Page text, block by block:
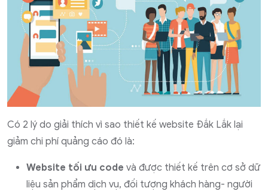
Có 2 lý do giải thích vì sao thiết kế website Đắk Lắk lại
giảm chi phí quảng cáo đó là:
Website tối ưu code và được thiết kế trên cơ sở dữ
liệu sản phẩm dịch vụ, đối tượng khách hàng- người